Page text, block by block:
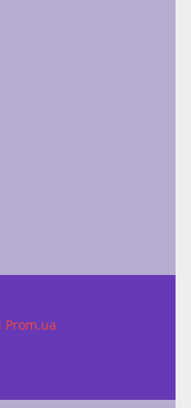
Prom.ua